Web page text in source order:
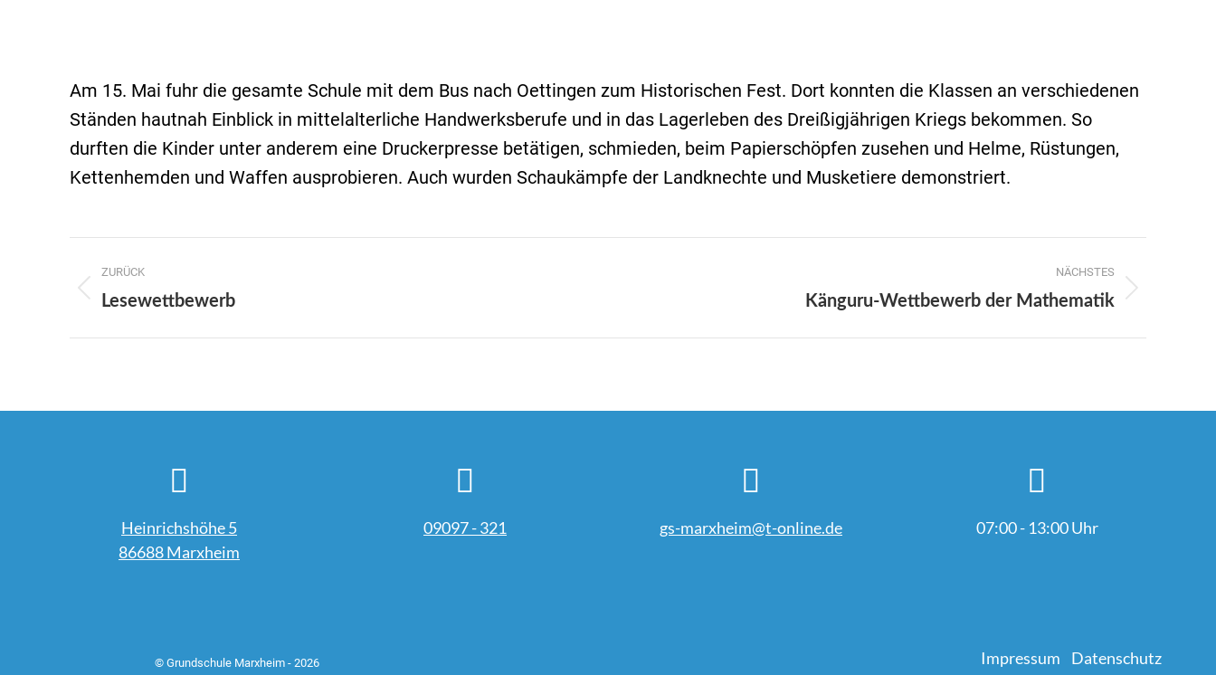
Am 15. Mai fuhr die gesamte Schule mit dem Bus nach Oettingen zum Historischen Fest. Dort konnten die Klassen an verschiedenen
Ständen hautnah Einblick in mittelalterliche Handwerksberufe und in das Lagerleben des Dreißigjährigen Kriegs bekommen. So
durften die Kinder unter anderem eine Druckerpresse betätigen, schmieden, beim Papierschöpfen zusehen und Helme, Rüstungen,
Kettenhemden und Waffen ausprobieren. Auch wurden Schaukämpfe der Landknechte und Musketiere demonstriert.
ZURÜCK
Vorheriger
Lesewettbewerb
NÄCHSTES
Känguru-Wettbewerb der Mathematik
Heinrichshöhe 5
86688 Marxheim
09097 - 321 gs-marxheim@t-online.de 07:00 - 13:00 Uhr
© Grundschule Marxheim - 2026 Impressum Datenschutz